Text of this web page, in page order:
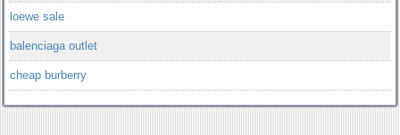
loewe sale
balenciaga outlet
cheap burberry